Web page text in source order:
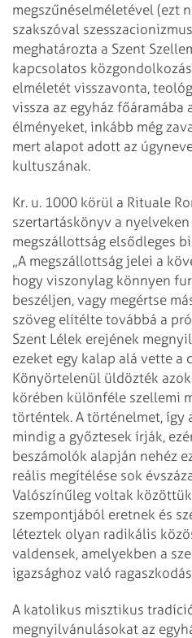
megszűnéselméletével (ezt
szakszóval
meghatározta a Szent
kapcsolatos
elméletét visszavonta,
vissza az egyház
élményeket, inkább még
mert alapot adott az
kultuszának.
Kr. u. 1000 körül a Rituale
szertartáskönyv a
megszállottság elsődleges
„A megszállottság jelei a
hogy viszonylag könnyen
beszéljen, vagy megértse
szöveg elítélte továbbá a
Szent Lélek erejének
ezeket egy kalap alá vette a
Könyörtelenül üldözték
körében különféle szellemi
történtek. A történelmet, így
mindig a győztesek írják,
beszámolók alapján nehéz
reális megítélése sok
Valószínűleg voltak
szempontjából eretnek és
léteztek olyan radikális
valdensek, amelyekben a
igazsághoz való
A katolikus misztikus
megnyilvánulásokat az